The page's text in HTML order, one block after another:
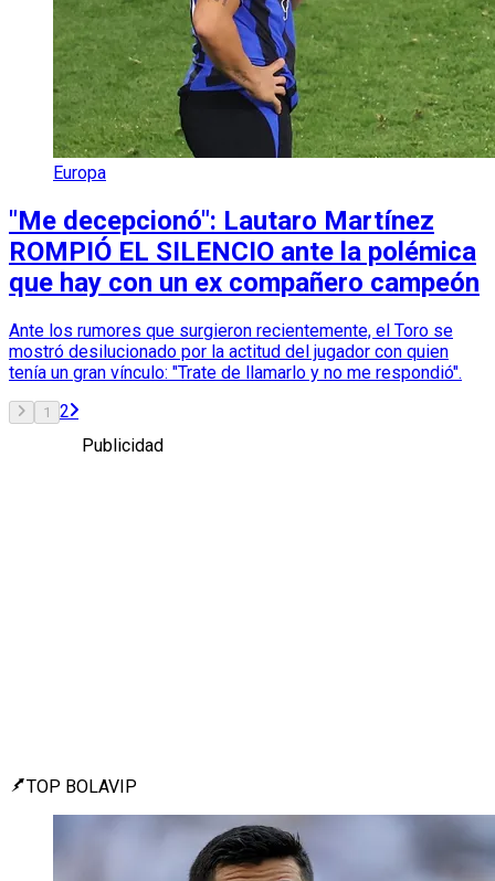
Europa
"Me decepcionó": Lautaro Martínez
ROMPIÓ EL SILENCIO ante la polémica
que hay con un ex compañero campeón
Ante los rumores que surgieron recientemente, el Toro se
mostró desilucionado por la actitud del jugador con quien
tenía un gran vínculo: "Trate de llamarlo y no me respondió".
1
2
Publicidad
TOP BOLAVIP